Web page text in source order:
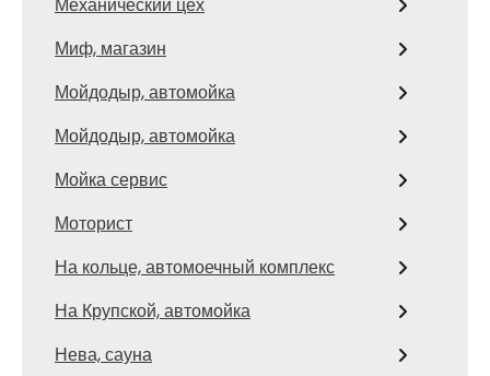
Миф, магазин
Мойдодыр, автомойка
Мойдодыр, автомойка
Мойка сервис
Моторист
На кольце, автомоечный комплекс
На Крупской, автомойка
Нева, сауна